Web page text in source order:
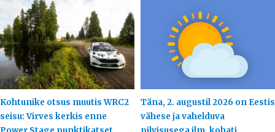
Kohtunike otsus muutis WRC2
seisu: Virves kerkis enne
Täna, 2. augustil 2026 on Eestis
vähese ja vahelduva